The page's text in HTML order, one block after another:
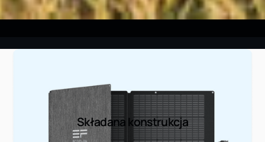
Składana konstrukcja